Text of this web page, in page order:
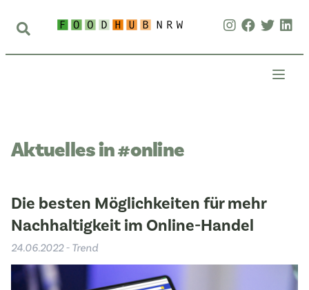
Aktuelles in #online
Die besten Möglichkeiten für mehr
Nachhaltigkeit im Online-Handel
24.06.2022 - Trend